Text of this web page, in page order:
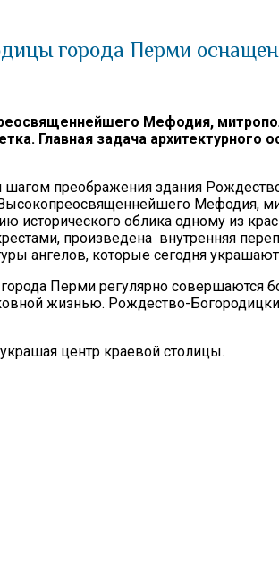
города Перми
Мефодия,
Главная задача
преображения здания
Мефодия,
облика одному из
произведена внутренняя
ангелов, которые сегодня
Перми регулярно совершаются
жизнью. Рождество-
центр краевой столицы.